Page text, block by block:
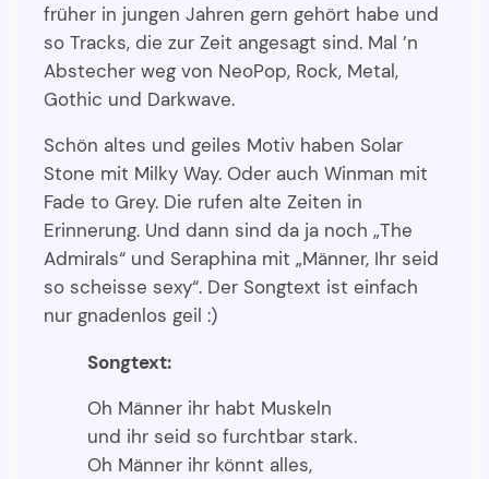
früher in jungen Jahren gern gehört habe und
so Tracks, die zur Zeit angesagt sind. Mal ’n
Abstecher weg von NeoPop, Rock, Metal,
Gothic und Darkwave.
Schön altes und geiles Motiv haben Solar
Stone mit Milky Way. Oder auch Winman mit
Fade to Grey. Die rufen alte Zeiten in
Erinnerung. Und dann sind da ja noch „The
Admirals“ und Seraphina mit „Männer, Ihr seid
so scheisse sexy“. Der Songtext ist einfach
nur gnadenlos geil :)
Songtext:
Oh Männer ihr habt Muskeln
und ihr seid so furchtbar stark.
Oh Männer ihr könnt alles,